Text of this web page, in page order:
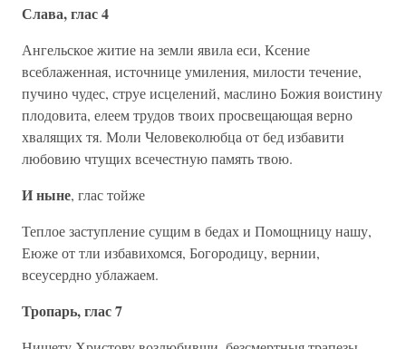
Слава, глас 4
Ангельское житие на земли явила еси, Ксение
всеблаженная, источнице умиления, милости течение,
пучино чудес, струе исцелений, маслино Божия воистину
плодовита, елеем трудов твоих просвещающая верно
хвалящих тя. Моли Человеколюбца от бед избавити
любовию чтущих всечестную память твою.
И ныне, глас тойже
Теплое заступление сущим в бедах и Помощницу нашу,
Еюже от тли избавихомся, Богородицу, вернии,
всеусердно ублажаем.
Тропарь, глас 7